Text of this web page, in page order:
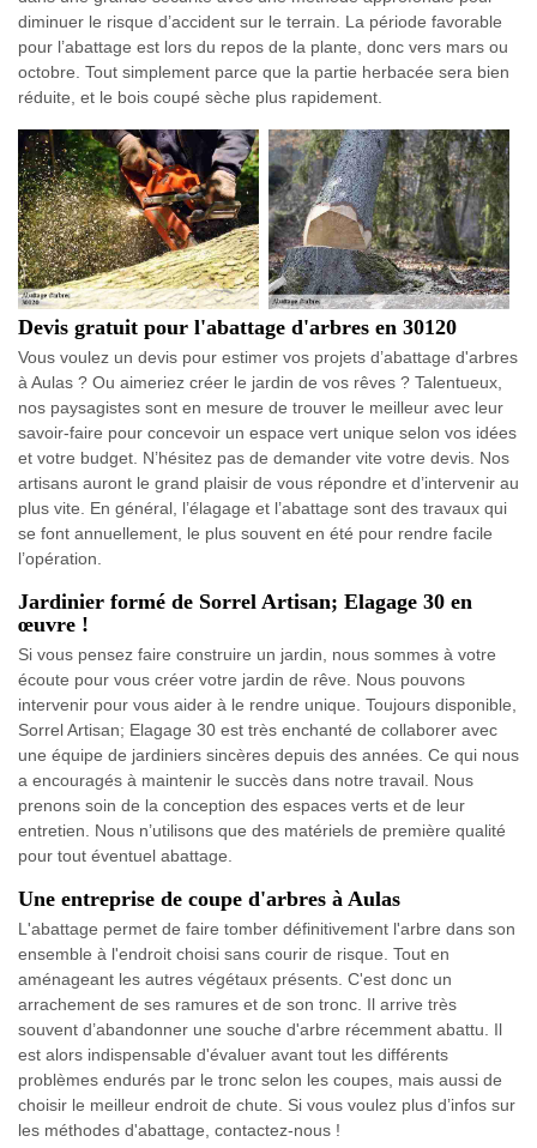
diminuer le risque d’accident sur le terrain. La période favorable
pour l’abattage est lors du repos de la plante, donc vers mars ou
octobre. Tout simplement parce que la partie herbacée sera bien
réduite, et le bois coupé sèche plus rapidement.
Devis gratuit pour l'abattage d'arbres en 30120
Vous voulez un devis pour estimer vos projets d’abattage d'arbres
à Aulas ? Ou aimeriez créer le jardin de vos rêves ? Talentueux,
nos paysagistes sont en mesure de trouver le meilleur avec leur
savoir-faire pour concevoir un espace vert unique selon vos idées
et votre budget. N’hésitez pas de demander vite votre devis. Nos
artisans auront le grand plaisir de vous répondre et d’intervenir au
plus vite. En général, l’élagage et l’abattage sont des travaux qui
se font annuellement, le plus souvent en été pour rendre facile
l’opération.
Jardinier formé de Sorrel Artisan; Elagage 30 en
œuvre !
Si vous pensez faire construire un jardin, nous sommes à votre
écoute pour vous créer votre jardin de rêve. Nous pouvons
intervenir pour vous aider à le rendre unique. Toujours disponible,
Sorrel Artisan; Elagage 30 est très enchanté de collaborer avec
une équipe de jardiniers sincères depuis des années. Ce qui nous
a encouragés à maintenir le succès dans notre travail. Nous
prenons soin de la conception des espaces verts et de leur
entretien. Nous n’utilisons que des matériels de première qualité
pour tout éventuel abattage.
Une entreprise de coupe d'arbres à Aulas
L'abattage permet de faire tomber définitivement l'arbre dans son
ensemble à l'endroit choisi sans courir de risque. Tout en
aménageant les autres végétaux présents. C'est donc un
arrachement de ses ramures et de son tronc. Il arrive très
souvent d’abandonner une souche d'arbre récemment abattu. Il
est alors indispensable d'évaluer avant tout les différents
problèmes endurés par le tronc selon les coupes, mais aussi de
choisir le meilleur endroit de chute. Si vous voulez plus d’infos sur
les méthodes d'abattage, contactez-nous !